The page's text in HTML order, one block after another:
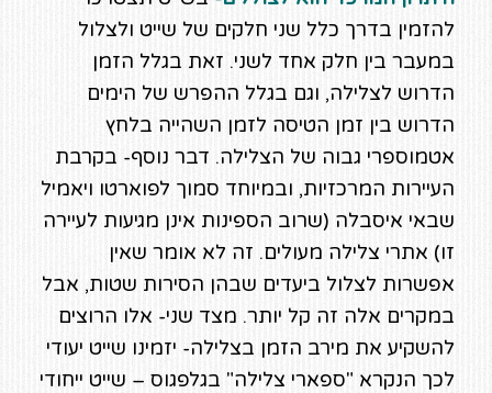
להזמין בדרך כלל שני חלקים של שייט ולצלול
במעבר בין חלק אחד לשני. זאת בגלל הזמן
הדרוש לצלילה, וגם בגלל ההפרש של הימים
הדרוש בין זמן הטיסה לזמן השהייה בלחץ
אטמוספרי גבוה של הצלילה. דבר נוסף- בקרבת
העיירות המרכזיות, ובמיוחד סמוך לפוארטו ויאמיל
שבאי איסבלה (שרוב הספינות אינן מגיעות לעיירה
זו) אתרי צלילה מעולים. זה לא אומר שאין
אפשרות לצלול ביעדים שבהן הסירות שטות, אבל
במקרים אלה זה קל יותר. מצד שני- אלו הרוצים
להשקיע את מירב הזמן בצלילה- יזמינו שייט יעודי
לכך הנקרא "ספארי צלילה" בגלפגוס – שייט ייחודי